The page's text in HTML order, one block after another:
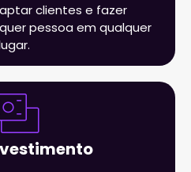
clientes e fazer
pessoa em qualquer